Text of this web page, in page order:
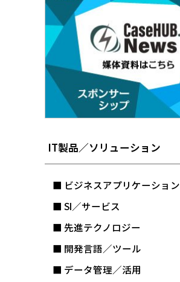
IT製品／ソリューション
■ ビジネスアプリケーション
■ SI／サービス
■ 先進テクノロジー
■ 開発言語／ツール
■ データ管理／活用